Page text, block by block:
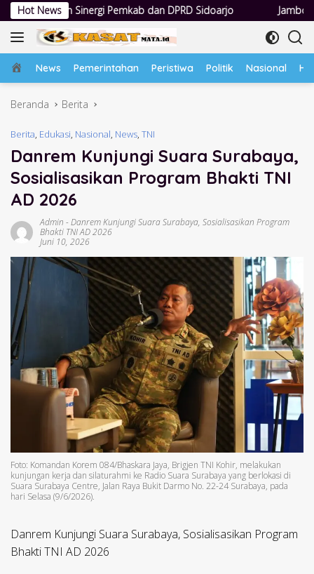
Langsung
ke
konten
Hot News
dan DPRD Sidoarjo Jambore Kader PKK, Bupati
Home
News Pemerintahan Peristiwa Politik Nasional
Beranda Berita
Berita, Edukasi, Nasional, News, TNI
Danrem Kunjungi Suara Surabaya,
Sosialisasikan Program Bhakti TNI
AD 2026
Admin -Danrem Kunjungi Suara Surabaya, Sosialisasikan Program
Bhakti TNI AD 2026
Juni 10, 2026
Foto: Komandan Korem 084/Bhaskara Jaya, Brigjen TNI Kohir, melakukan
kunjungan kerja dan silaturahmi ke Radio Suara Surabaya yang berlokasi di
Suara Surabaya Centre, Jalan Raya Bukit Darmo No. 22-24 Surabaya, pada
hari Selasa (9/6/2026).
Danrem Kunjungi Suara Surabaya, Sosialisasikan Program
Bhakti TNI AD 2026